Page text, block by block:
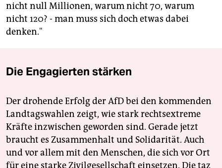
nicht null Millionen, warum nicht 70, warum
nicht 120? - man muss sich doch etwas dabei
denken."
Die Engagierten stärken
Der drohende Erfolg der AfD bei den kommenden
Landtagswahlen zeigt, wie stark rechtsextreme
Kräfte inzwischen geworden sind. Gerade jetzt
braucht es Zusammenhalt und Solidarität. Auch
und vor allem mit den Menschen, die sich vor Ort
für eine starke Zivilgesellschaft einsetzen. Die taz